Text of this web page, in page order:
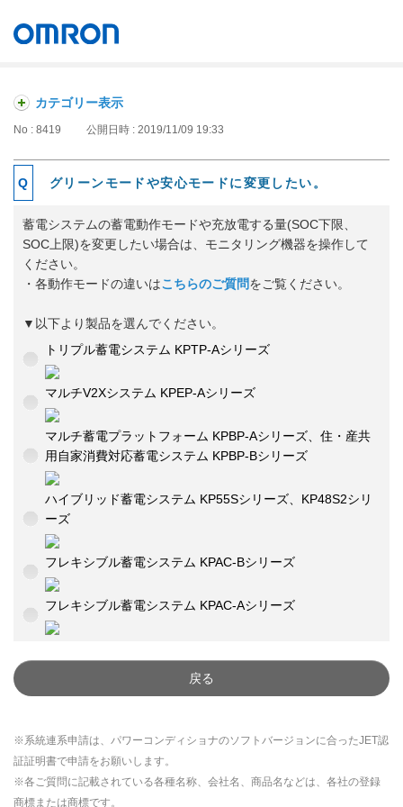
カテゴリー表示
No : 8419 公開日時 : 2019/11/09 19:33
グリーンモードや安心モードに変更したい。
蓄電システムの蓄電動作モードや充放電する量(SOC下限、
SOC上限)を変更したい場合は、モニタリング機器を操作して
ください。
・各動作モードの違いはこちらのご質問をご覧ください。
▼以下より製品を選んでください。
トリプル蓄電システム KPTP-Aシリーズ
マルチV2Xシステム KPEP-Aシリーズ
マルチ蓄電プラットフォーム KPBP-Aシリーズ、住・産共
用自家消費対応蓄電システム KPBP-Bシリーズ
ハイブリッド蓄電システム KP55Sシリーズ、KP48S2シリ
ーズ
フレキシブル蓄電システム KPAC-Bシリーズ
フレキシブル蓄電システム KPAC-Aシリーズ
戻る
※系統連系申請は、パワーコンディショナのソフトバージョンに合ったJET認
証証明書で申請をお願いします。
※各ご質問に記載されている各種名称、会社名、商品名などは、各社の登録
商標または商標です。